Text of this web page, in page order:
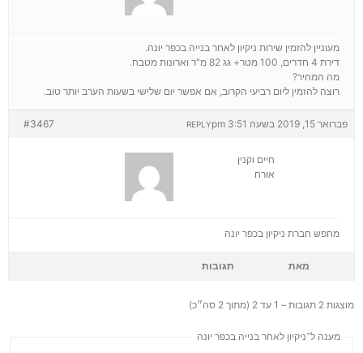
מעוניין להזמין שירות ניקיון לאחר בנייה בכפר יונה.
דירת 4 חדרים, 100 מטר+ גג 82 מ"ר וארונות מטבח.
מה המחיר?
רוצה להזמין ליום רביעי הקרוב, אם אפשר יום שלישי בשעות הערב יותר טוב.
פברואר 15, 2019 בשעה 3:51 pm #3467 REPLY
חיים וקנין
אורח
מחפש חברת ניקיון בכפר יונה
מאת תגובות
מוצגות 2 תגובות – 1 עד 2 (מתוך 2 סה״כ)
מענה ל־ניקיון לאחר בנייה בכפר יונה